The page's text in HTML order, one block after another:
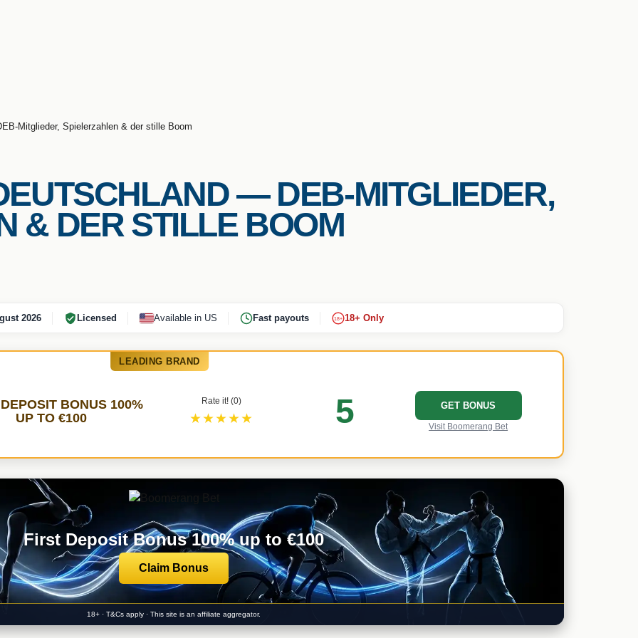
Mitglieder, Spielerzahlen & der stille Boom
— DEB-MITGLIEDER,
& DER STILLE BOOM
2026 Licensed Available in US Fast payouts 18+ 18+ Only
LEADING BRAND
BONUS 100%
UP TO €100
Rate it! (0)
★★★★★ 5 GET BONUS
Visit Boomerang Bet
First Deposit Bonus 100% up to €100
Claim Bonus
18+ · T&Cs apply · This site is an affiliate aggregator.